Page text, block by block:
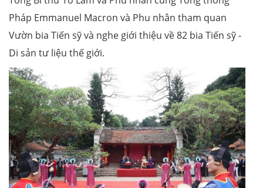
Pháp Emmanuel Macron và Phu nhân tham quan
Vườn bia Tiến sỹ và nghe giới thiệu về 82 bia Tiến sỹ -
Di sản tư liệu thế giới.